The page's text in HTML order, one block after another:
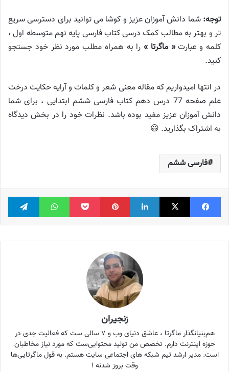
توجه: شما دانش آموزان عزیز و کوشا می توانید برای دسترسی سریع
تر و بهتر به مطالب کمک درسی کتاب فارسی پایه نهم متوسطه اول ،
کلمه و عبارت« ماگرتا » را به همراه مطلب مورد نظر خود جستجو
کنید.
در انتها امیدواریم که مقاله معنی شعر و کلمات و آرایه حکایت درخت
علم صفحه 77 درس دهم کتاب فارسی ششم ابتدایی ، برای شما
دانش آموزان عزیز مفید بوده باشد. نظرات خود را در بخش دیدگاه
به اشتراک بگذارید. 😃
فارسی ششم
فیس بوک X لینکدین ‫پین‌ترست پاکت واتس آپ
زنجیران
هم‌بنیانگذار ماگرتا ، عاشق دنیای وب و ۷ سالی ست که فعالیت جدی در
حوزه اینترنت دارم. تخصص من تولید محتوایی‌ست که مورد نیاز مخاطبان
است. مدیر ارشد تیم شبکه های اجتماعی سایت هستم. به قول ماگرتایی‌ها
وقت بروز شدنه !